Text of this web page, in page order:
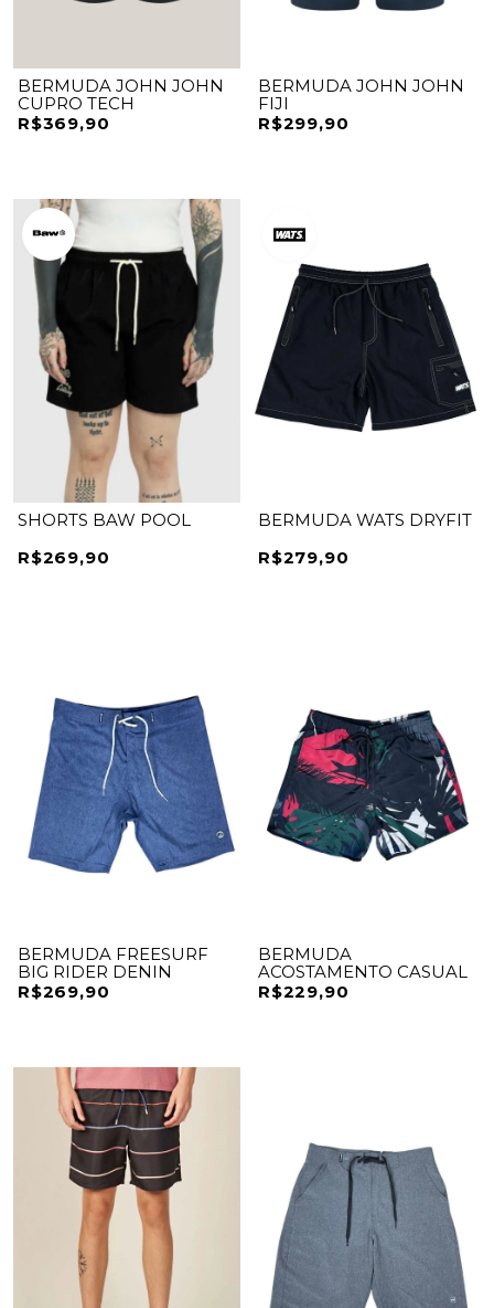
BERMUDA JOHN JOHN
CUPRO TECH
R$369,90
BERMUDA JOHN JOHN
FIJI
R$299,90
SHORTS BAW POOL
R$269,90
BERMUDA WATS DRYFIT
R$279,90
BERMUDA FREESURF
BIG RIDER DENIN
R$269,90
BERMUDA
ACOSTAMENTO CASUAL
R$229,90